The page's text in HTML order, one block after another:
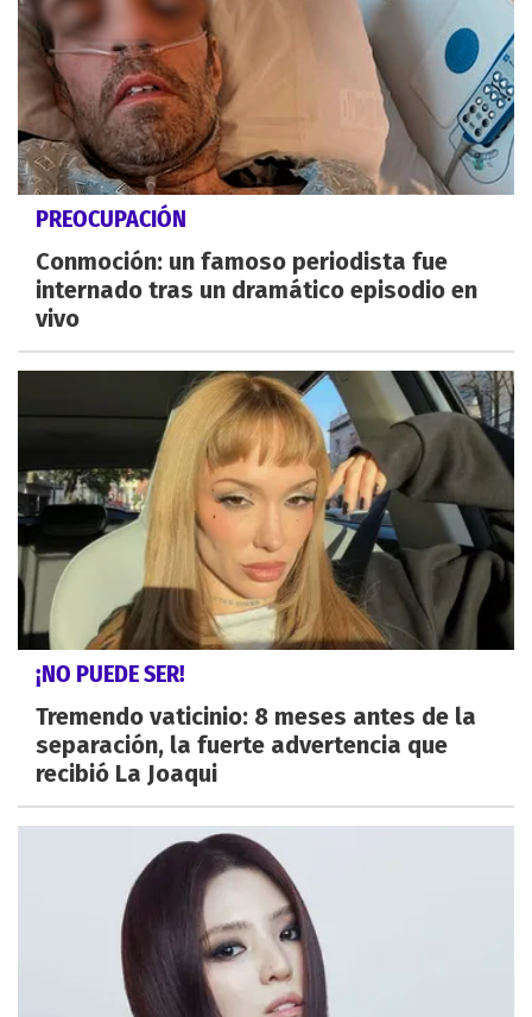
PREOCUPACIÓN
Conmoción: un famoso periodista fue
internado tras un dramático episodio en
vivo
¡NO PUEDE SER!
Tremendo vaticinio: 8 meses antes de la
separación, la fuerte advertencia que
recibió La Joaqui